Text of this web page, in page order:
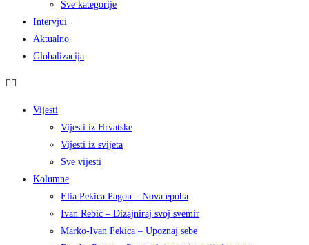
Sve kategorije
Intervjui
Aktualno
Globalizacija
Vijesti
Vijesti iz Hrvatske
Vijesti iz svijeta
Sve vijesti
Kolumne
Elia Pekica Pagon – Nova epoha
Ivan Rebić – Dizajniraj svoj svemir
Marko-Ivan Pekica – Upoznaj sebe